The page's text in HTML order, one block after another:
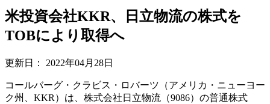
米投資会社KKR、日立物流の株式を
TOBにより取得へ
更新日： 2022年04月28日
コールバーグ・クラビス・ロバーツ（アメリカ・ニューヨー
ク州、KKR）は、株式会社日立物流（9086）の普通株式